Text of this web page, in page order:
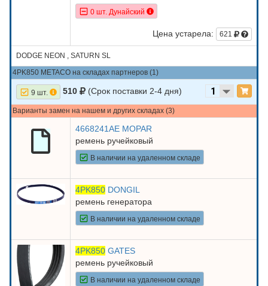
0 шт. Дунайский
Цена устарела: 621
DODGE NEON , SATURN SL
4PK850 METACO на складах партнеров (1)
9 шт. 510 (Срок поставки 2-4 дня)
Варианты замен на нашем и других складах (3)
4668241AE MOPAR
ремень ручейковый
В наличии на удаленном складе
4PK850 DONGIL
ремень генератора
В наличии на удаленном складе
4PK850 GATES
ремень ручейковый
В наличии на удаленном складе